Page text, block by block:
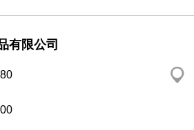
有限公司